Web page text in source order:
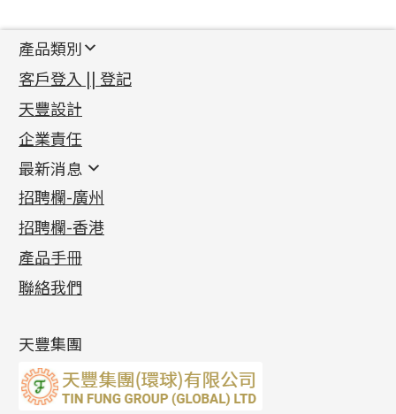
產品類別
新產品
足金系列
足金配件
機織鏈系列
珠仔鏈
镶口链
管狀網鏈
十字車花鏈系列
十字閃O鏈系列
十字錘打鏈系列
側身車花鏈系列
側身鏈系列
雙十字鏈系列
水波鏈系列
蛇骨鏈系列
鏈尾系列
首飾配件
耳環類配件
卷迫系列
螺絲迫系列
梅花迫系列
平臺迫系列
綫拍系列
美拍系列
耳環扣系列
耳綫/耳鈎系列
耳環爪頭
耳環
鏈類配件
動感車花吊墜
調節珠系列
生圈扣系列
龍蝦扣系列
鴨俐制系列
字母吊墜
相盒吊墜
項鏈吊墜
生肖吊墜
其他類配件
珠盤系列
袖口鈕系列
焊片及鐳射綫
空心車花管
珠類配件
無孔光身珠
空心光身珠
無孔批花珠
鑲口類
四爪頭系列
六爪頭系列
車花片
動感車花片
鑲口戒指
鑲口手鏈系列
首飾系列
手镯系列
戒指系列
空心耳環
空心车花管首饰链
空心手鐲系列
貴金屬原料
千足金
記憶金屬系列
記憶戒指
拉簧珠珠手鏈
記憶鈦手鐲
客戶登入 || 登記
天豐設計
企業責任
最新消息
最新消息
各項證書(2)
相片集(9)
展覽會資訊
最新產品資訊
招聘欄-廣州
招聘欄-香港
產品手冊
聯絡我們
天豐集團